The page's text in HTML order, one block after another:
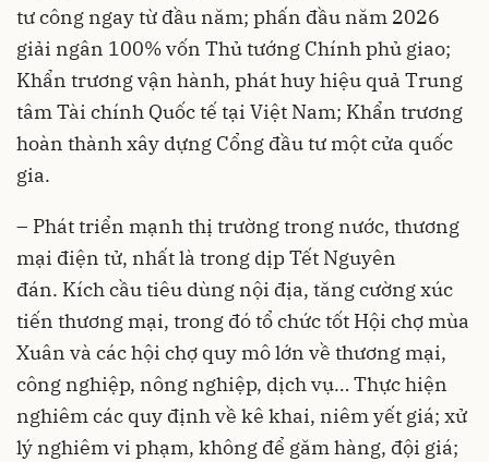
tư công ngay từ đầu năm; phấn đầu năm 2026
giải ngân 100% vốn Thủ tướng Chính phủ giao;
Khẩn trương vận hành, phát huy hiệu quả Trung
tâm Tài chính Quốc tế tại Việt Nam; Khẩn trương
hoàn thành xây dựng Cổng đầu tư một cửa quốc
gia.
– Phát triển mạnh thị trường trong nước, thương
mại điện tử, nhất là trong dịp Tết Nguyên
đán. Kích cầu tiêu dùng nội địa, tăng cường xúc
tiến thương mại, trong đó tổ chức tốt Hội chợ mùa
Xuân và các hội chợ quy mô lớn về thương mại,
công nghiệp, nông nghiệp, dịch vụ… Thực hiện
nghiêm các quy định về kê khai, niêm yết giá; xử
lý nghiêm vi phạm, không để găm hàng, đội giá;